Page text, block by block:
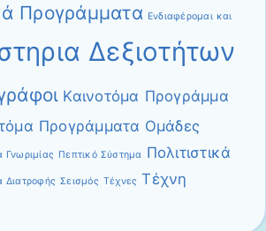
Προγράμματα Ενδιαφέρομαι και
Δεξιοτήτων
Καινοτόμα Προγράμμα
Προγράμματα Ομάδες
Γνωριμίας Πεπτικό Σύστημα Πολιτιστικά
Διατροφής Σεισμός Τέχνες Τέχνη